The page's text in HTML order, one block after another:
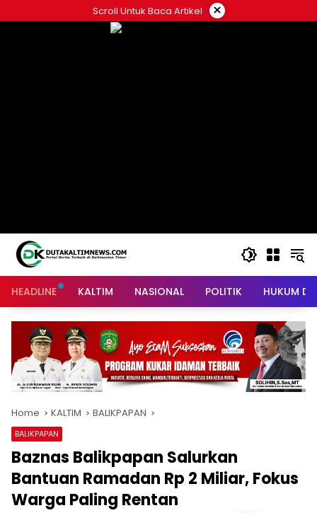
to
Scroll Untuk Baca Artikel ×
HEADLINE KALTIM NASIONAL POLITIK HUKUM
Home KALTIM BALIKPAPAN
BALIKPAPAN
Baznas Balikpapan Salurkan
Bantuan Ramadan Rp 2 Miliar, Fokus
Warga Paling Rentan